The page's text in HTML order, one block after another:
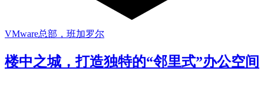
VMware总部，班加罗尔
楼中之城，打造独特的“邻里式”办公空间